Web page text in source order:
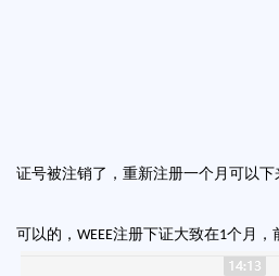
证号被注销了，重新注册一个月可以下
可以的， WEEE注册下证大致在1个月，